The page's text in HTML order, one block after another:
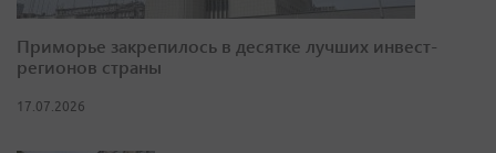
Приморье закрепилось в десятке лучших инвест-
регионов страны
17.07.2026